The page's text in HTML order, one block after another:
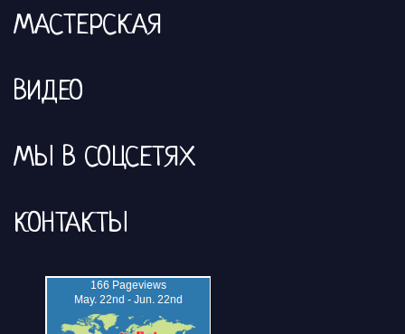
МАСТЕРСКАЯ
ВИДЕО
МЫ В СОЦСЕТЯХ
КОНТАКТЫ